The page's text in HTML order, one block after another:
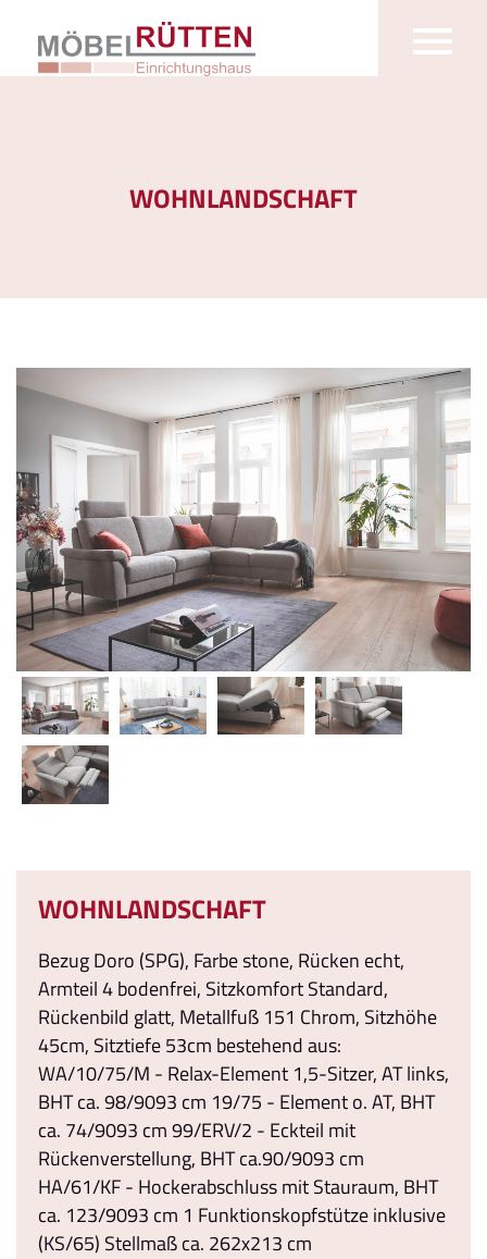
WOHNLANDSCHAFT
WOHNLANDSCHAFT
Bezug Doro (SPG), Farbe stone, Rücken echt,
Armteil 4 bodenfrei, Sitzkomfort Standard,
Rückenbild glatt, Metallfuß 151 Chrom, Sitzhöhe
45cm, Sitztiefe 53cm bestehend aus:
WA/10/75/M - Relax-Element 1,5-Sitzer, AT links,
BHT ca. 98/9093 cm 19/75 - Element o. AT, BHT
ca. 74/9093 cm 99/ERV/2 - Eckteil mit
Rückenverstellung, BHT ca.90/9093 cm
HA/61/KF - Hockerabschluss mit Stauraum, BHT
ca. 123/9093 cm 1 Funktionskopfstütze inklusive
(KS/65) Stellmaß ca. 262x213 cm